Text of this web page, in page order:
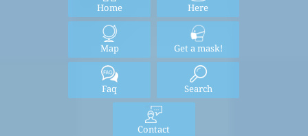
Home Here
Map Get a mask!
Faq Search
Contact